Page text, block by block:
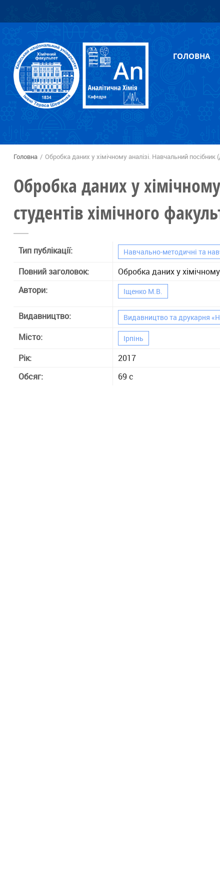
ГОЛОВНА
Головна / Обробка даних у хімічному аналізі. Навчальний посібник
Обробка даних у
студентів хімічного
Тип публікації: Навчально-методичні та
Повний заголовок:
Обробка даних у
Автори:
Іщенко М.В.
Видавництво: Видавництво та друкарня
Місто: Ірпінь
Рік:
2017
Обсяг:
69 с